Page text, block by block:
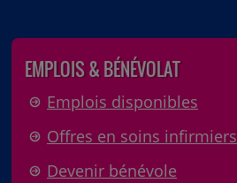
EMPLOIS & BÉNÉVOLAT
Emplois disponibles
Offres en soins infirmiers
Devenir bénévole